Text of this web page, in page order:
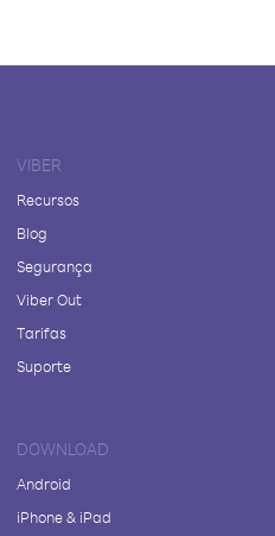
VIBER
Recursos
Blog
Segurança
Viber Out
Tarifas
Suporte
DOWNLOAD
Android
iPhone & iPad